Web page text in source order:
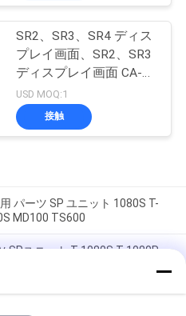
SR2、SR3、SR4 ディス
プレイ画面、SR2、SR3
ディスプレイ画面 CA-
8452372 グリーン ディ
スプレイタイプ LCD画
面 THERMO KING SB210
USD MOQ:1
接触
パーツ SP ユニット 1080S T-
MD100 TS600
SPユニット T-1080S T-1080R
TS600
/ T-800R / 880Pro 同じカバ